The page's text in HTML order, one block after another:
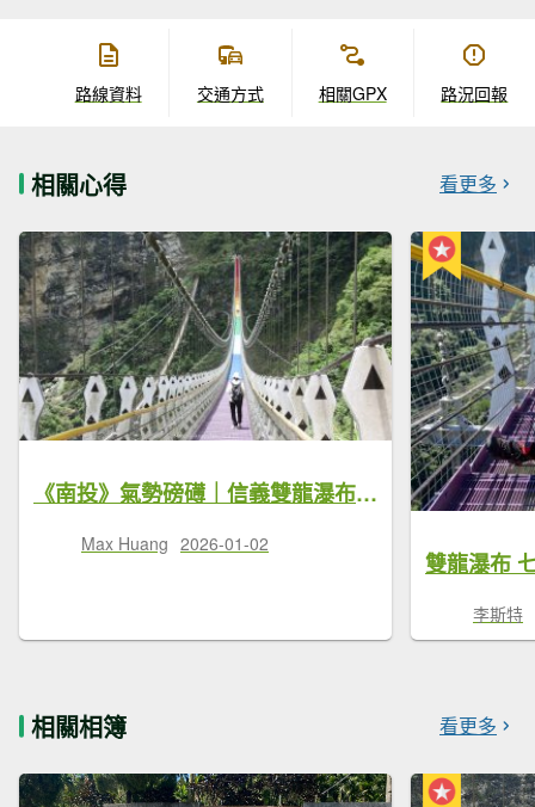
路線資料 交通方式 相關GPX 路況回報
相關心得 看更多
《南投》氣勢磅礡｜信義雙龍瀑布七彩吊橋
Max Huang 2026-01-02
李斯特
相關相簿 看更多